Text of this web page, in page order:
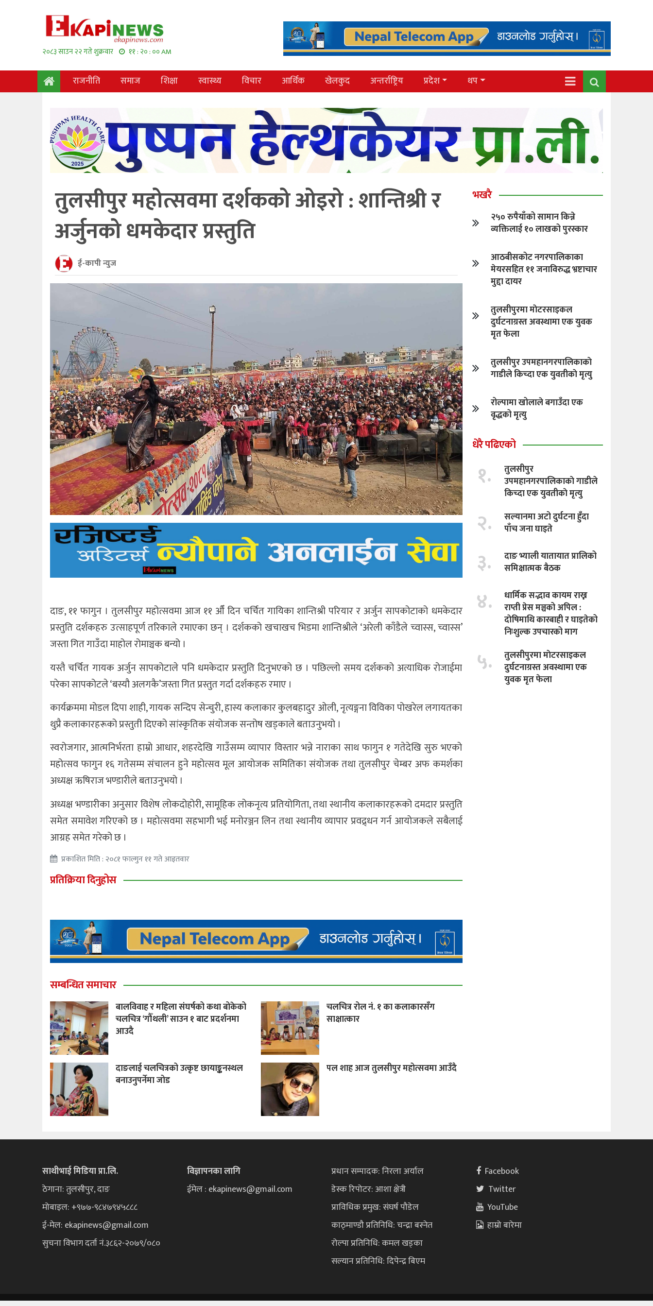
२०८३ साउन २२ गते शुक्रवार ११ : २० : ०१ AM
राजनीति समाज शिक्षा स्वास्थ्य विचार आर्थिक खेलकुद अन्तर्राष्ट्रिय प्रदेश थप
तुलसीपुर महोत्सवमा दर्शकको ओइरो : शान्तिश्री र
अर्जुनको धमकेदार प्रस्तुति
ई-कापी न्युज
दाङ, ११ फागुन । तुलसीपुर महोत्सवमा आज ११ औँ दिन चर्चित गायिका शान्तिश्री परियार र अर्जुन सापकोटाको धमकेदार
प्रस्तुति दर्शकहरु उत्साहपूर्ण तरिकाले रमाएका छन् । दर्शकको खचाखच भिडमा शान्तिश्रीले ‘अरेली काँडैले च्वास्स, च्वास्स’
जस्ता गित गाउँदा माहोल रोमाञ्चक बन्यो ।
यस्तै चर्चित गायक अर्जुन सापकोटाले पनि धमकेदार प्रस्तुति दिनुभएको छ । पछिल्लो समय दर्शकको अत्याधिक रोजाईमा
परेका सापकोटले ‘बस्यौ अलगकै’जस्ता गित प्रस्तुत गर्दा दर्शकहरु रमाए ।
कार्यक्रममा मोडल दिपा शाही, गायक सन्दिप सेन्चुरी, हास्य कलाकार कुलबहादुर ओली, नृत्यङ्गना विविका पोखरेल लगायतका
थुप्रै कलाकारहरूको प्रस्तुती दिएको सांस्कृतिक संयोजक सन्तोष खड्काले बताउनुभयो ।
स्वरोजगार, आत्मनिर्भरता हाम्रो आधार, शहरदेखि गाउँसम्म व्यापार विस्तार भन्ने नाराका साथ फागुन १ गतेदेखि सुरु भएको
महोत्सव फागुन १६ गतेसम्म संचालन हुने महोत्सव मूल आयोजक समितिका संयोजक तथा तुलसीपुर चेम्बर अफ कमर्शका
अध्यक्ष ऋषिराज भण्डारीले बताउनुभयो ।
अध्यक्ष भण्डारीका अनुसार विशेष लोकदोहोरी, सामूहिक लोकनृत्य प्रतियोगिता, तथा स्थानीय कलाकारहरूको दमदार प्रस्तुति
समेत समावेश गरिएको छ । महोत्सवमा सहभागी भई मनोरञ्जन लिन तथा स्थानीय व्यापार प्रवद्र्धन गर्न आयोजकले सबैलाई
आग्रह समेत गरेको छ ।
प्रकाशित मिति : २०८१ फाल्गुन ११ गते आइतवार
प्रतिक्रिया दिनुहोस
सम्बन्धित समाचार
बालविवाह र महिला संघर्षको कथा बोकेको
चलचित्र ‘गौँथली’ साउन १ बाट प्रदर्शनमा
आउदै
चलचित्र रोल नं. १ का कलाकारसँग
साक्षात्कार
दाङलाई चलचित्रको उत्कृष्ट छायाङ्कनस्थल
बनाउनुपर्नेमा जोड
पल शाह आज तुलसीपुर महोत्सवमा आउँदै
भखरै
२५० रुपैयाँको सामान किन्ने
व्यक्तिलाई १० लाखको पुरस्कार
आठबीसकोट नगरपालिकाका
मेयरसहित ११ जनाविरुद्ध भ्रष्टाचार
मुद्दा दायर
तुलसीपुरमा माेटरसाइकल
दुर्घटनाग्रस्त अवस्थामा एक युवक
मृत फेला
तुलसीपुर उपमहानगरपालिकाकाे
गाडीले किच्दा एक युवतीकाे मृत्यु
रोल्पामा खोलाले बगाउँदा एक
वृद्धको मृत्यु
धेरै पढिएको
१.
तुलसीपुर
उपमहानगरपालिकाकाे गाडीले
किच्दा एक युवतीकाे मृत्यु
२.
सल्यानमा अटो दुर्घटना हुँदा
पाँच जना घाइते
३.
दाङ भ्याली यातायात प्रालिको
समिक्षात्मक बैठक
४.
धार्मिक सद्भाव कायम राख्न
राप्ती प्रेस मञ्चको अपिल :
दाेषिमाथि कारबाही र घाइतेको
निःशुल्क उपचारको माग
५.
तुलसीपुरमा माेटरसाइकल
दुर्घटनाग्रस्त अवस्थामा एक
युवक मृत फेला
साथीभाई मिडिया प्रा.लि.
ठेगाना: तुलसीपुर, दाङ
मोबाइल: +९७७-९८४७९४५८८८
ई-मेल: ekapinews@gmail.com
सुचना विभाग दर्ता नं.३८६२-२०७९/०८०
विज्ञापनका लागि
ईमेल : ekapinews@gmail.com
प्रधान सम्पादक: निरला अर्याल
डेस्क रिपोटर: आशा क्षेत्री
प्राविधिक प्रमुख: संघर्ष पौडेल
काठ्माण्डौ प्रतिनिधि: चन्द्रा बस्नेत
रोल्पा प्रतिनिधि: कमल खड्का
सल्यान प्रतिनिधि: दिपेन्द्र बिएम
Facebook
Twitter
YouTube
हाम्रो बारेमा